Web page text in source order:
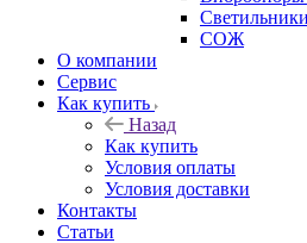
Светильники
СОЖ
О компании
Сервис
Как купить
Назад
Как купить
Условия оплаты
Условия доставки
Контакты
Статьи